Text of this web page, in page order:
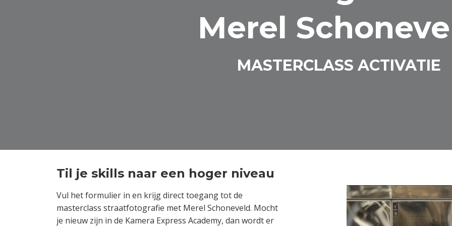
Merel
MASTERCLASS ACTIVATIE
Til je skills naar een hoger niveau
Vul het formulier in en krijg direct toegang tot de
masterclass straatfotografie met Merel Schoneveld. Mocht
je nieuw zijn in de Kamera Express Academy, dan wordt er